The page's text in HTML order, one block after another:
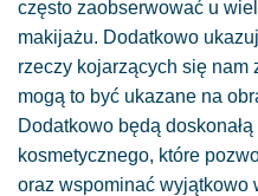
często zaobserwować u
makijażu. Dodatkowo
rzeczy kojarzących się nam
mogą to być ukazane na
Dodatkowo będą
kosmetycznego, które
oraz wspominać wyjątkowo